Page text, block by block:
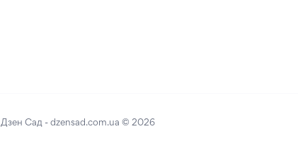
Дзен Сад - dzensad.com.ua © 2026